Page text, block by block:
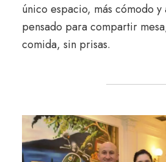
único espacio, más cómodo
pensado para compartir
comida, sin prisas.